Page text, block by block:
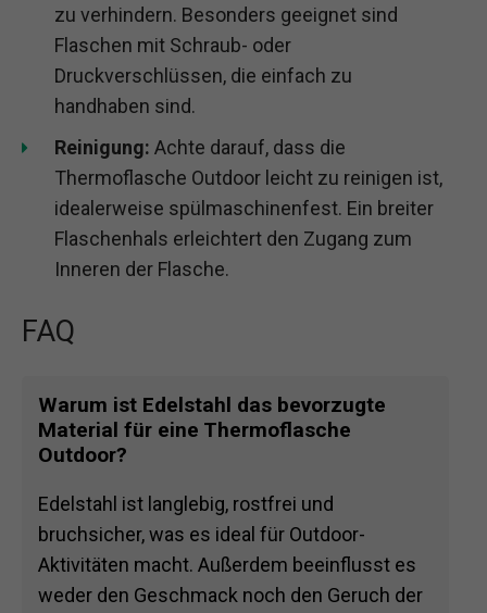
zu verhindern. Besonders geeignet sind
Flaschen mit Schraub- oder
Druckverschlüssen, die einfach zu
handhaben sind.
Reinigung: Achte darauf, dass die
Thermoflasche Outdoor leicht zu reinigen ist,
idealerweise spülmaschinenfest. Ein breiter
Flaschenhals erleichtert den Zugang zum
Inneren der Flasche.
FAQ
Warum ist Edelstahl das bevorzugte
Material für eine Thermoflasche
Outdoor?
Edelstahl ist langlebig, rostfrei und
bruchsicher, was es ideal für Outdoor-
Aktivitäten macht. Außerdem beeinflusst es
weder den Geschmack noch den Geruch der